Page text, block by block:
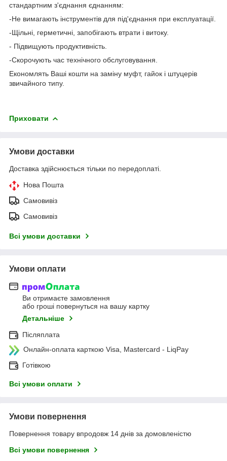
стандартним з'єднання єднанням:
-Не вимагають інструментів для під'єднання при експлуатації.
-Щільні, герметичні, запобігають втрати і витоку.
- Підвищують продуктивність.
-Скорочують час технічного обслуговування.
Економлять Ваші кошти на заміну муфт, гайок і штуцерів
звичайного типу.
Приховати
Умови доставки
Доставка здійснюється тільки по передоплаті.
Нова Пошта
Самовивіз
Самовивіз
Всі умови доставки
Умови оплати
Ви отримаєте замовлення
або гроші повернуться на вашу картку
Детальніше
Післяплата
Онлайн-оплата карткою Visa, Mastercard - LiqPay
Готівкою
Всі умови оплати
Умови повернення
Повернення товару впродовж 14 днів за домовленістю
Всі умови повернення